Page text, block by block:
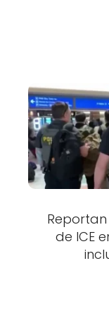
de ICE